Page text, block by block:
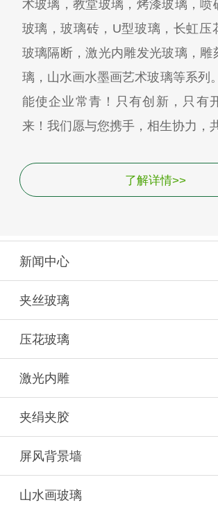
术玻璃，教堂玻璃，烤漆玻璃，喷
玻璃，玻璃砖，U型玻璃，长虹压
玻璃隔断，激光内雕发光玻璃，雕
璃，山水画水墨画艺术玻璃等系列
能使企业常青！只有创新，只有
来！我们愿与您携手，相生协力，
了解详情>>
新闻中心
夹丝玻璃
压花玻璃
激光内雕
夹绢夹胶
屏风背景墙
山水画玻璃